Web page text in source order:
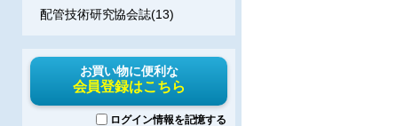
配管技術研究協会誌(13)
お買い物に便利な
会員登録はこちら
ログイン情報を記憶する